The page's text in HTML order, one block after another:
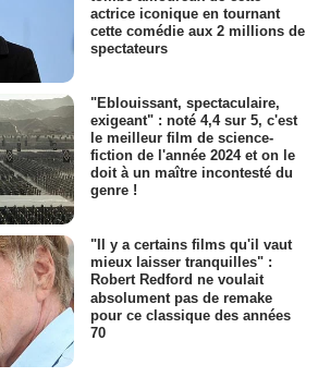
actrice iconique en tournant
cette comédie aux 2 millions de
spectateurs
"Eblouissant, spectaculaire,
exigeant" : noté 4,4 sur 5, c'est
le meilleur film de science-
fiction de l'année 2024 et on le
doit à un maître incontesté du
genre !
"Il y a certains films qu'il vaut
mieux laisser tranquilles" :
Robert Redford ne voulait
absolument pas de remake
pour ce classique des années
70